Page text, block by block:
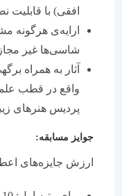
افقی) با قابليت نصب
ارايه‌ی هرگونه
شاسی‌ها غير مجاز
آثار به همراه برگه‏ی
واقع در قطب علمی
پرديس هنرهای زيبای
جوايز مسابقه:
ارزش جايزه‌های اعطايی